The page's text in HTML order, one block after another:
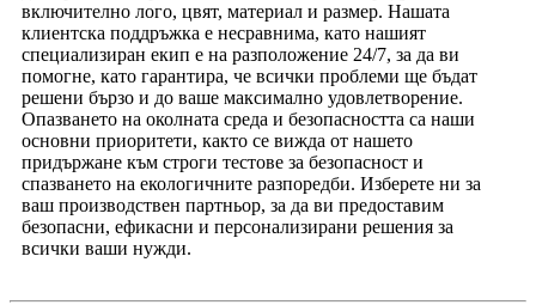
включително лого, цвят, материал и размер. Нашата
клиентска поддръжка е несравнима, като нашият
специализиран екип е на разположение 24/7, за да ви
помогне, като гарантира, че всички проблеми ще бъдат
решени бързо и до ваше максимално удовлетворение.
Опазването на околната среда и безопасността са наши
основни приоритети, както се вижда от нашето
придържане към строги тестове за безопасност и
спазването на екологичните разпоредби. Изберете ни за
ваш производствен партньор, за да ви предоставим
безопасни, ефикасни и персонализирани решения за
всички ваши нужди.